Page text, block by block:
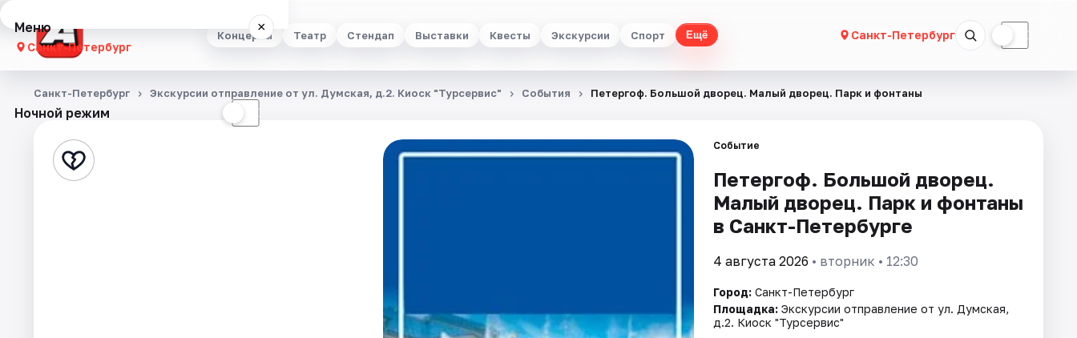
Концерты Театр Стендап Выставки Квесты Экскурсии Спорт Ещё Санкт-Петербург ☾
Меню ×
Санкт-Петербург
Концерты
Стендап
Ночной режим ☾
Санкт-Петербург Экскурсии отправление от ул. Думская, д.2. Киоск "Турсервис" События Петергоф. Большой дворец. Малый дворец. Парк и фонтаны
Событие
Петергоф. Большой дворец.
Малый дворец. Парк и фонтаны
в Санкт-Петербурге
4 августа 2026 • вторник • 12:30
Город: Санкт-Петербург
Площадка: Экскурсии отправление от ул. Думская,
д.2. Киоск "Турсервис"